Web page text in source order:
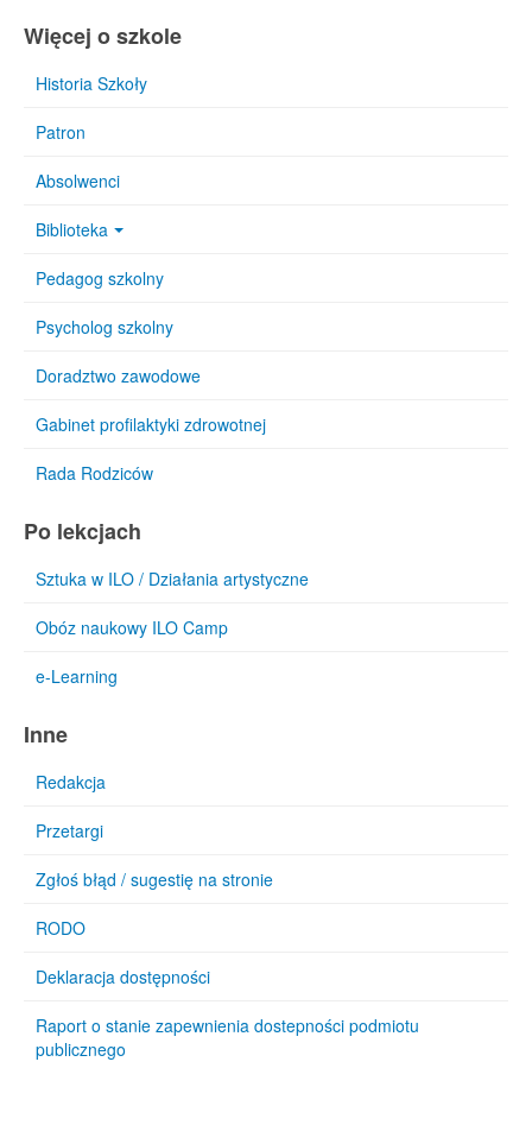
Więcej o szkole
Historia Szkoły
Patron
Absolwenci
Biblioteka
Pedagog szkolny
Psycholog szkolny
Doradztwo zawodowe
Gabinet profilaktyki zdrowotnej
Rada Rodziców
Po lekcjach
Sztuka w ILO / Działania artystyczne
Obóz naukowy ILO Camp
e-Learning
Inne
Redakcja
Przetargi
Zgłoś błąd / sugestię na stronie
RODO
Deklaracja dostępności
Raport o stanie zapewnienia dostepności podmiotu
publicznego